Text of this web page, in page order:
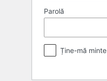
Parolă
Ține-mă minte